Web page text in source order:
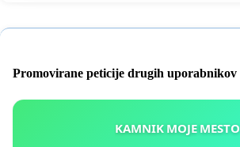
Promovirane peticije drugih uporabnikov
KAMNIK MOJE MESTO